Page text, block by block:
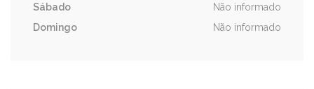
Sábado
Não informado
Domingo
Não informado